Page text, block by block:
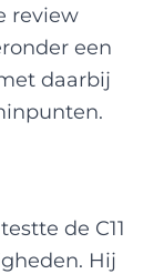
review
een
daarbij
de C11
Hij